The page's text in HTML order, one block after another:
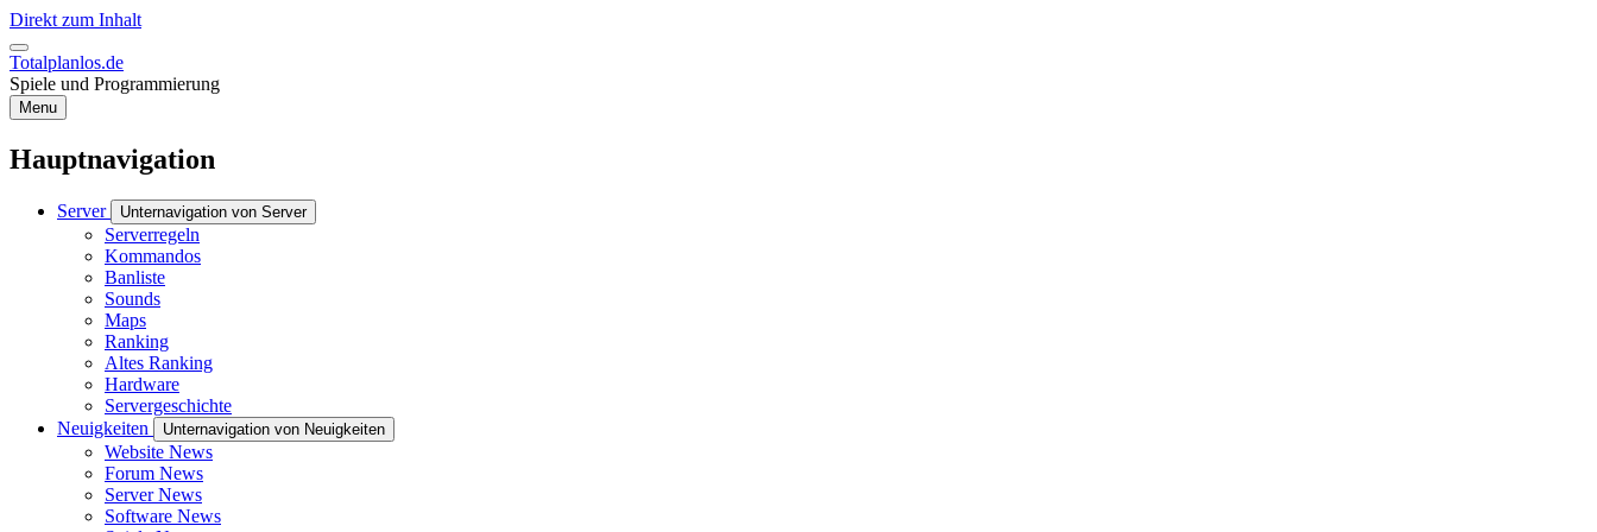
Direkt zum Inhalt
Totalplanlos.de
Spiele und Programmierung
Menu
Hauptnavigation
Server Unternavigation von Server
Serverregeln
Kommandos
Banliste
Sounds
Maps
Ranking
Altes Ranking
Hardware
Servergeschichte
Neuigkeiten
Unternavigation von Neuigkeiten
Website News
Forum News
Server News
Software News